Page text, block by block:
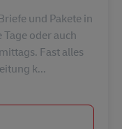
und Pakete in
oder auch
Fast alles
k...